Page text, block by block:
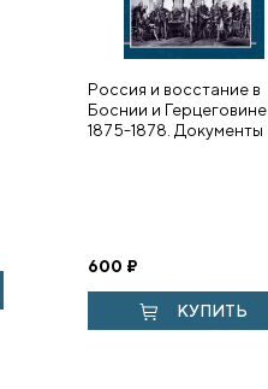
Россия и восстание в
Боснии и Герцеговине.
1875-1878. Документы
600 ₽
КУПИТЬ